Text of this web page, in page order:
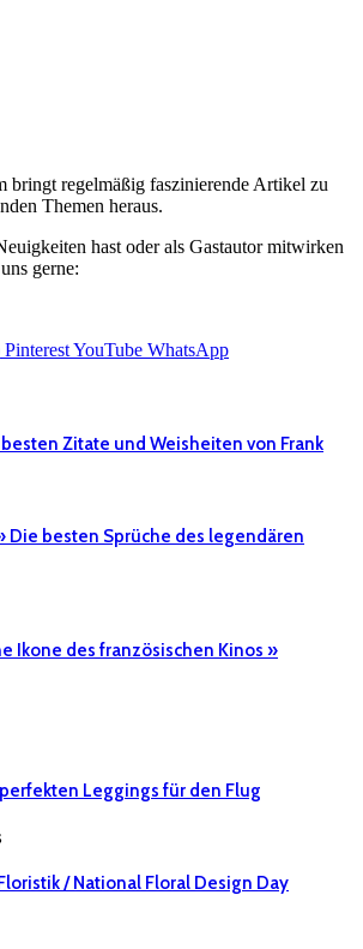
bringt regelmäßig faszinierende Artikel zu
Themen heraus.
hast oder als Gastautor mitwirken
gerne:
PinterestYouTube WhatsApp
Zitate und Weisheiten von Frank
Die besten Sprüche des legendären
Ikone des französischen Kinos »
Leggings für den Flug
/ National Floral Design Day